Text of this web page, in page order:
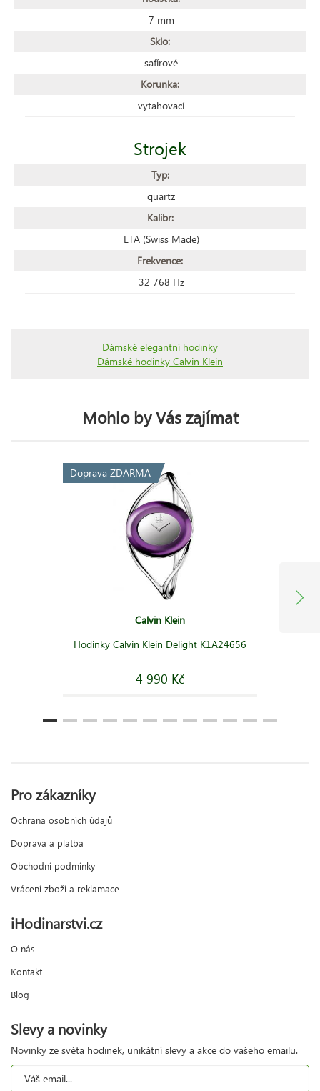
7 mm
Sklo:
safírové
Korunka:
vytahovací
Strojek
Typ:
quartz
Kalibr:
ETA (Swiss Made)
Frekvence:
32 768 Hz
Dámské elegantní hodinky
Dámské hodinky Calvin Klein
Mohlo by Vás zajímat
Doprava ZDARMA
Calvin Klein
Hodinky Calvin Klein Delight K1A24656
4 990 Kč
Pro zákazníky
Ochrana osobních údajů
Doprava a platba
Obchodní podmínky
Vrácení zboží a reklamace
iHodinarstvi.cz
O nás
Kontakt
Blog
Slevy a novinky
Novinky ze světa hodinek, unikátní slevy a akce do vašeho emailu.